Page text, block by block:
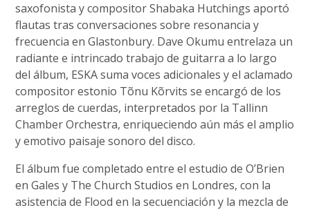
saxofonista y compositor Shabaka Hutchings aportó
flautas tras conversaciones sobre resonancia y
frecuencia en Glastonbury. Dave Okumu entrelaza un
radiante e intrincado trabajo de guitarra a lo largo
del álbum, ESKA suma voces adicionales y el aclamado
compositor estonio Tõnu Kõrvits se encargó de los
arreglos de cuerdas, interpretados por la Tallinn
Chamber Orchestra, enriqueciendo aún más el amplio
y emotivo paisaje sonoro del disco.
El álbum fue completado entre el estudio de O’Brien
en Gales y The Church Studios en Londres, con la
asistencia de Flood en la secuenciación y la mezcla de